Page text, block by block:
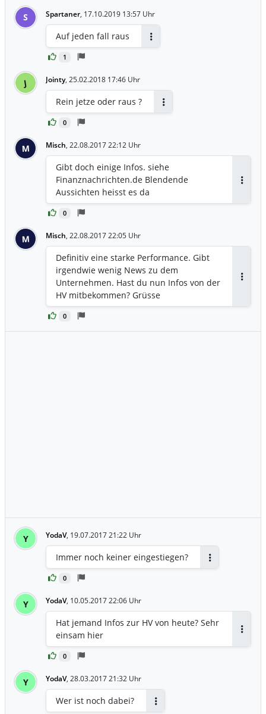
S Spartaner, 17.10.2019 13:57 Uhr
1
Auf jeden fall raus
J Jointy, 25.02.2018 17:46 Uhr
0
Rein jetze oder raus ?
M Misch, 22.08.2017 22:12 Uhr
0
Gibt doch einige Infos. siehe
Finanznachrichten.de Blendende
Aussichten heisst es da
M Misch, 22.08.2017 22:05 Uhr
0
Definitiv eine starke Performance. Gibt
irgendwie wenig News zu dem
Unternehmen. Hast du nun Infos von der
HV mitbekommen? Grüsse
Y YodaV, 19.07.2017 21:22 Uhr
0
Immer noch keiner eingestiegen?
Y YodaV, 10.05.2017 22:06 Uhr
0
Hat jemand Infos zur HV von heute? Sehr
einsam hier
Y YodaV, 28.03.2017 21:32 Uhr
Wer ist noch dabei?